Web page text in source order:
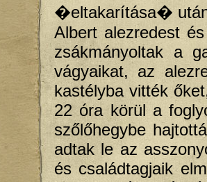
�eltakarítása� után
Albert alezredest
zsákmányoltak a
vágyaikat, az
kastélyba vitték
22 óra körül a
szőlőhegybe
adtak le az
és családtagjaik